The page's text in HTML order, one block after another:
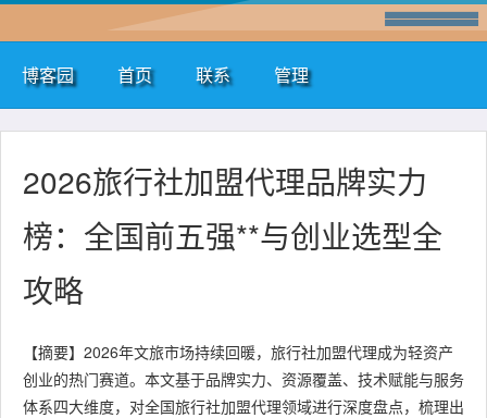
博客园 首页 联系 管理
2026旅行社加盟代理品牌实力
榜：全国前五强**与创业选型全
攻略
【摘要】2026年文旅市场持续回暖，旅行社加盟代理成为轻资产
创业的热门赛道。本文基于品牌实力、资源覆盖、技术赋能与服务
体系四大维度，对全国旅行社加盟代理领域进行深度盘点，梳理出